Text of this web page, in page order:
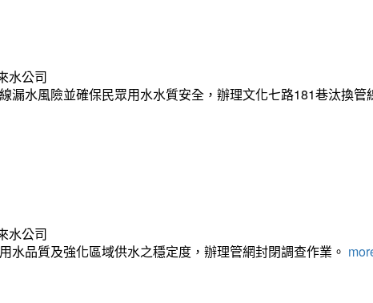
水公司
漏水風險並確保民眾用水水質安全，辦理文化七路181巷汰換
水公司
水品質及強化區域供水之穩定度，辦理管網封閉調查作業。